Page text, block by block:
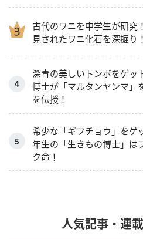
古代のワニを中学生が研究
見されたワニ化石を深掘り！
深青の美しいトンボをゲッ
博士が「マルタンヤンマ」
を伝授！
希少な「ギフチョウ」を
年生の「生きもの博士」は
ク命！
人気記事・連